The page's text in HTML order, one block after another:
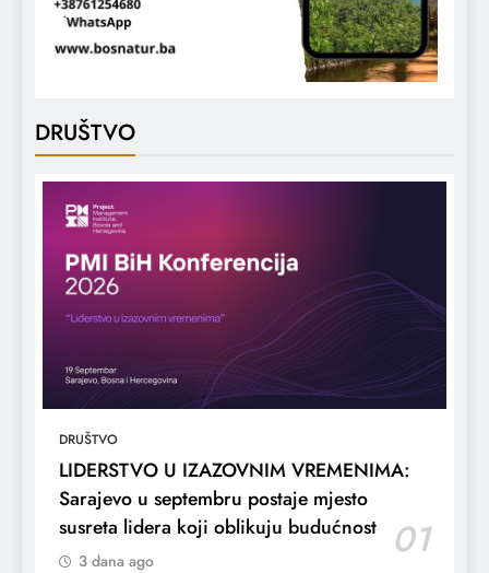
DRUŠTVO
DRUŠTVO
LIDERSTVO U IZAZOVNIM VREMENIMA:
Sarajevo u septembru postaje mjesto
susreta lidera koji oblikuju budućnost
01
3 dana ago